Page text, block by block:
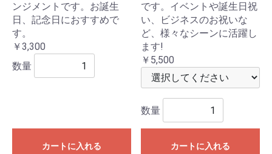
ンジメントです。お誕生
日、記念日におすすめで
す。
￥3,300
数量
カートに入れる
です。イベントや誕生日祝
い、ビジネスのお祝いな
ど、様々なシーンに活躍し
ます!
￥5,500
数量
カートに入れる